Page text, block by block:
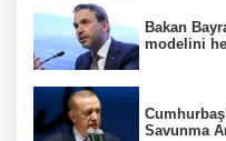
Bakan
modelini
Savunma